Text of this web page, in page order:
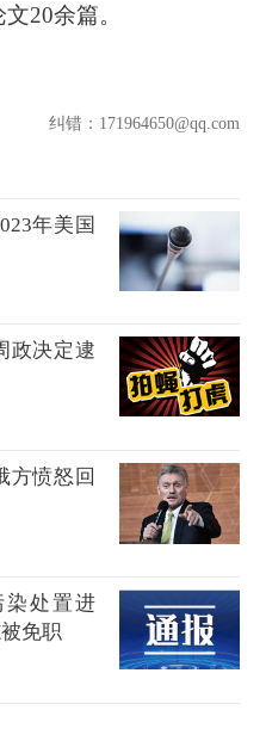
20余篇。
纠错：171964650@qq.com
年美国
政决定逮
方愤怒回
处置进
免职